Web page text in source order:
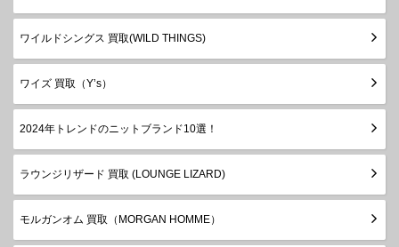
ワイルドシングス 買取(WILD THINGS)
ワイズ 買取（Y’s）
2024年トレンドのニットブランド10選！
ラウンジリザード 買取 (LOUNGE LIZARD)
モルガンオム 買取（MORGAN HOMME）